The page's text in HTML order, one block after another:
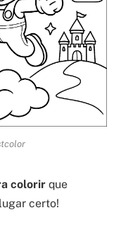
colorir que
certo!